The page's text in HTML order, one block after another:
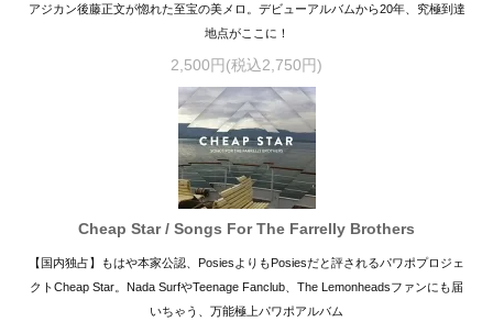
アジカン後藤正文が惚れた至宝の美メロ。デビューアルバムから20年、究極到達
地点がここに！
2,500円(税込2,750円)
Cheap Star / Songs For The Farrelly Brothers
【国内独占】もはや本家公認、PosiesよりもPosiesだと評されるパワポプロジェ
クトCheap Star。Nada SurfやTeenage Fanclub、The Lemonheadsファンにも届
いちゃう、万能極上パワポアルバム